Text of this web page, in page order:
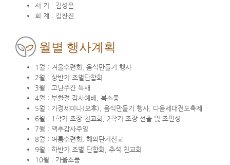
서 기 : 김성은
회 계 : 김찬진
월별 행사계획
1월 : 겨울수련회, 음식만들기 행사
2월 : 상반기 조별단합회
3월 : 고난주간 특새
4월 : 부활절 감사예배, 봄소풍
5월 : 가정세미나(오후), 음식만들기 행사, 다음세대전도축제
6월 : 1학기 조장 친교회, 2학기 조장 선출 및 조편성
7월 : 맥추감사주일
8월 : 여름수련회, 해외단기선교
9월 : 하반기 조별 단합회, 추석 친교회
10월 : 가을소풍